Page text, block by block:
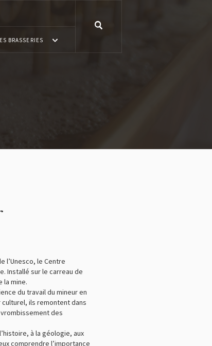
BRASSERIES
l’Unesco, le Centre
Installé sur le carreau de
la mine.
du travail du mineur en
culturel, ils remontent dans
des
à la géologie, aux
comprendre l’importance